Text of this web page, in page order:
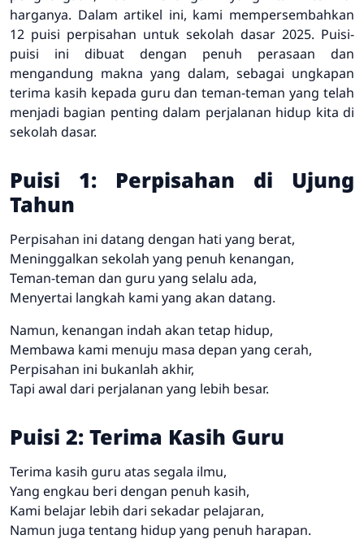
harganya. Dalam artikel ini, kami mempersembahkan
12 puisi perpisahan untuk sekolah dasar 2025. Puisi-
puisi ini dibuat dengan penuh perasaan dan
mengandung makna yang dalam, sebagai ungkapan
terima kasih kepada guru dan teman-teman yang telah
menjadi bagian penting dalam perjalanan hidup kita di
sekolah dasar.
Puisi 1: Perpisahan di Ujung
Tahun
Perpisahan ini datang dengan hati yang berat,
Meninggalkan sekolah yang penuh kenangan,
Teman-teman dan guru yang selalu ada,
Menyertai langkah kami yang akan datang.
Namun, kenangan indah akan tetap hidup,
Membawa kami menuju masa depan yang cerah,
Perpisahan ini bukanlah akhir,
Tapi awal dari perjalanan yang lebih besar.
Puisi 2: Terima Kasih Guru
Terima kasih guru atas segala ilmu,
Yang engkau beri dengan penuh kasih,
Kami belajar lebih dari sekadar pelajaran,
Namun juga tentang hidup yang penuh harapan.